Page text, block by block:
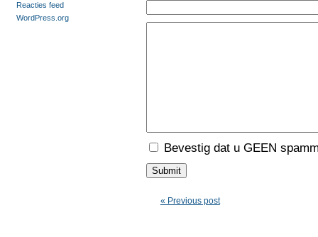
Bevestig dat u GEEN
« Previous post
Reacties feed
WordPress.org